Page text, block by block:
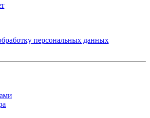
персональных данных